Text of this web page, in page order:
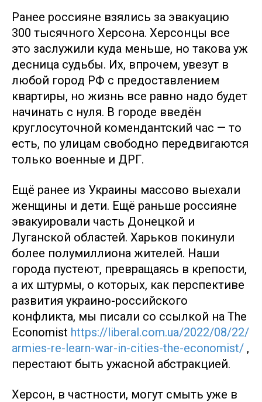
Ранее россияне взялись за эвакуацию
300 тысячного Херсона. Херсонцы все
это заслужили куда меньше, но такова уж
десница судьбы. Их, впрочем, увезут в
любой город РФ с предоставлением
квартиры, но жизнь все равно надо будет
начинать с нуля. В городе введён
круглосуточной комендантский час — то
есть, по улицам свободно передвигаются
только военные и ДРГ.
Ещё ранее из Украины массово выехали
женщины и дети. Ещё раньше россияне
эвакуировали часть Донецкой и
Луганской областей. Харьков покинули
более полумиллиона жителей. Наши
города пустеют, превращаясь в крепости,
а их штурмы, о которых, как перспективе
развития украино-российского
конфликта, мы писали со ссылкой на The
Economist https://liberal.com.ua/2022/08/22/
armies-re-learn-war-in-cities-the-economist/ ,
перестают быть ужасной абстракцией.
Херсон, в частности, могут смыть уже в